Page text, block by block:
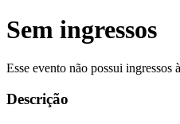
Sem ingressos
Esse evento não possui ingressos
Descrição